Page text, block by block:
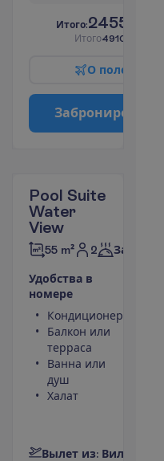
Итого:2455.00
Итого4910.00
О поле
Заброниро
Pool Suite
Water
View
55 m² 2 Завтраки
Удобства в
номере
Кондиционер
Балкон или
терраса
Ванна или
душ
Халат
Вылет из: Вил